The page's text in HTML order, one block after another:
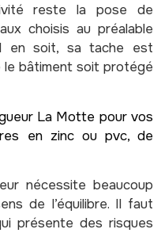
reste la pose de
choisis au préalable
en soit, sa tache est
bâtiment soit protégé
La Motte pour vos
en zinc ou pvc, de
nécessite beaucoup
de l’équilibre. Il faut
présente des risques